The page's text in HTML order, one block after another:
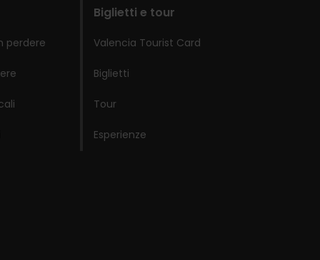
perdere
Biglietti e tour
Valencia Tourist Card
Biglietti
Tour
Esperienze